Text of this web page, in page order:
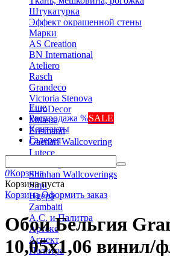
Штукатурка
Эффект окрашенной стены
Марки
AS Creation
BN International
Ateliero
Rasch
Grandeco
Victoria Stenova
EuroDecor
Milassa
Erismann
Gaenari Wallcovering
Lutece
Shinhan Wallcoverings
Sirpi
Ugepa
Zambaiti
А.С. и Палитра
Артекс
Аспект
Палитра
Еще
Распродажа %SALE
Контакты
Галерея
0Корзина
Корзина пуста
Корзина Оформить заказ
Обои Бельгия
10,05х1,06 винил/